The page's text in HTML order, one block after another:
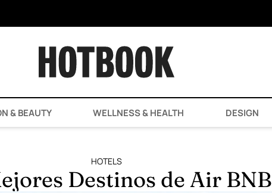
& BEAUTY WELLNESS & HEALTH DESIGN
HOTELS
Destinos de Air BNB